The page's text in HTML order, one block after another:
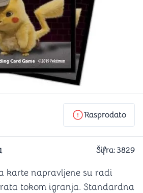
Rasprodato
Šifra:3829
karte napravljene su radi
tokom igranja. Standardna